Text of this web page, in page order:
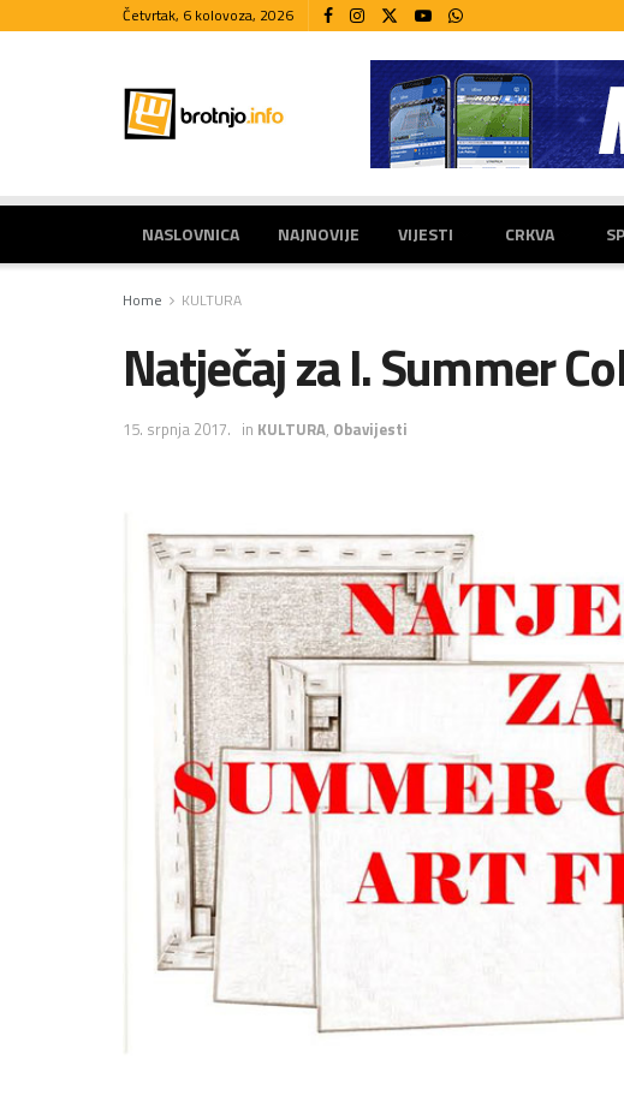
Četvrtak, 6 kolovoza, 2026
NASLOVNICA NAJNOVIJE VIJESTI CRKVA
Home KULTURA
Natječaj za I. Summer
15. srpnja 2017. in KULTURA, Obavijesti